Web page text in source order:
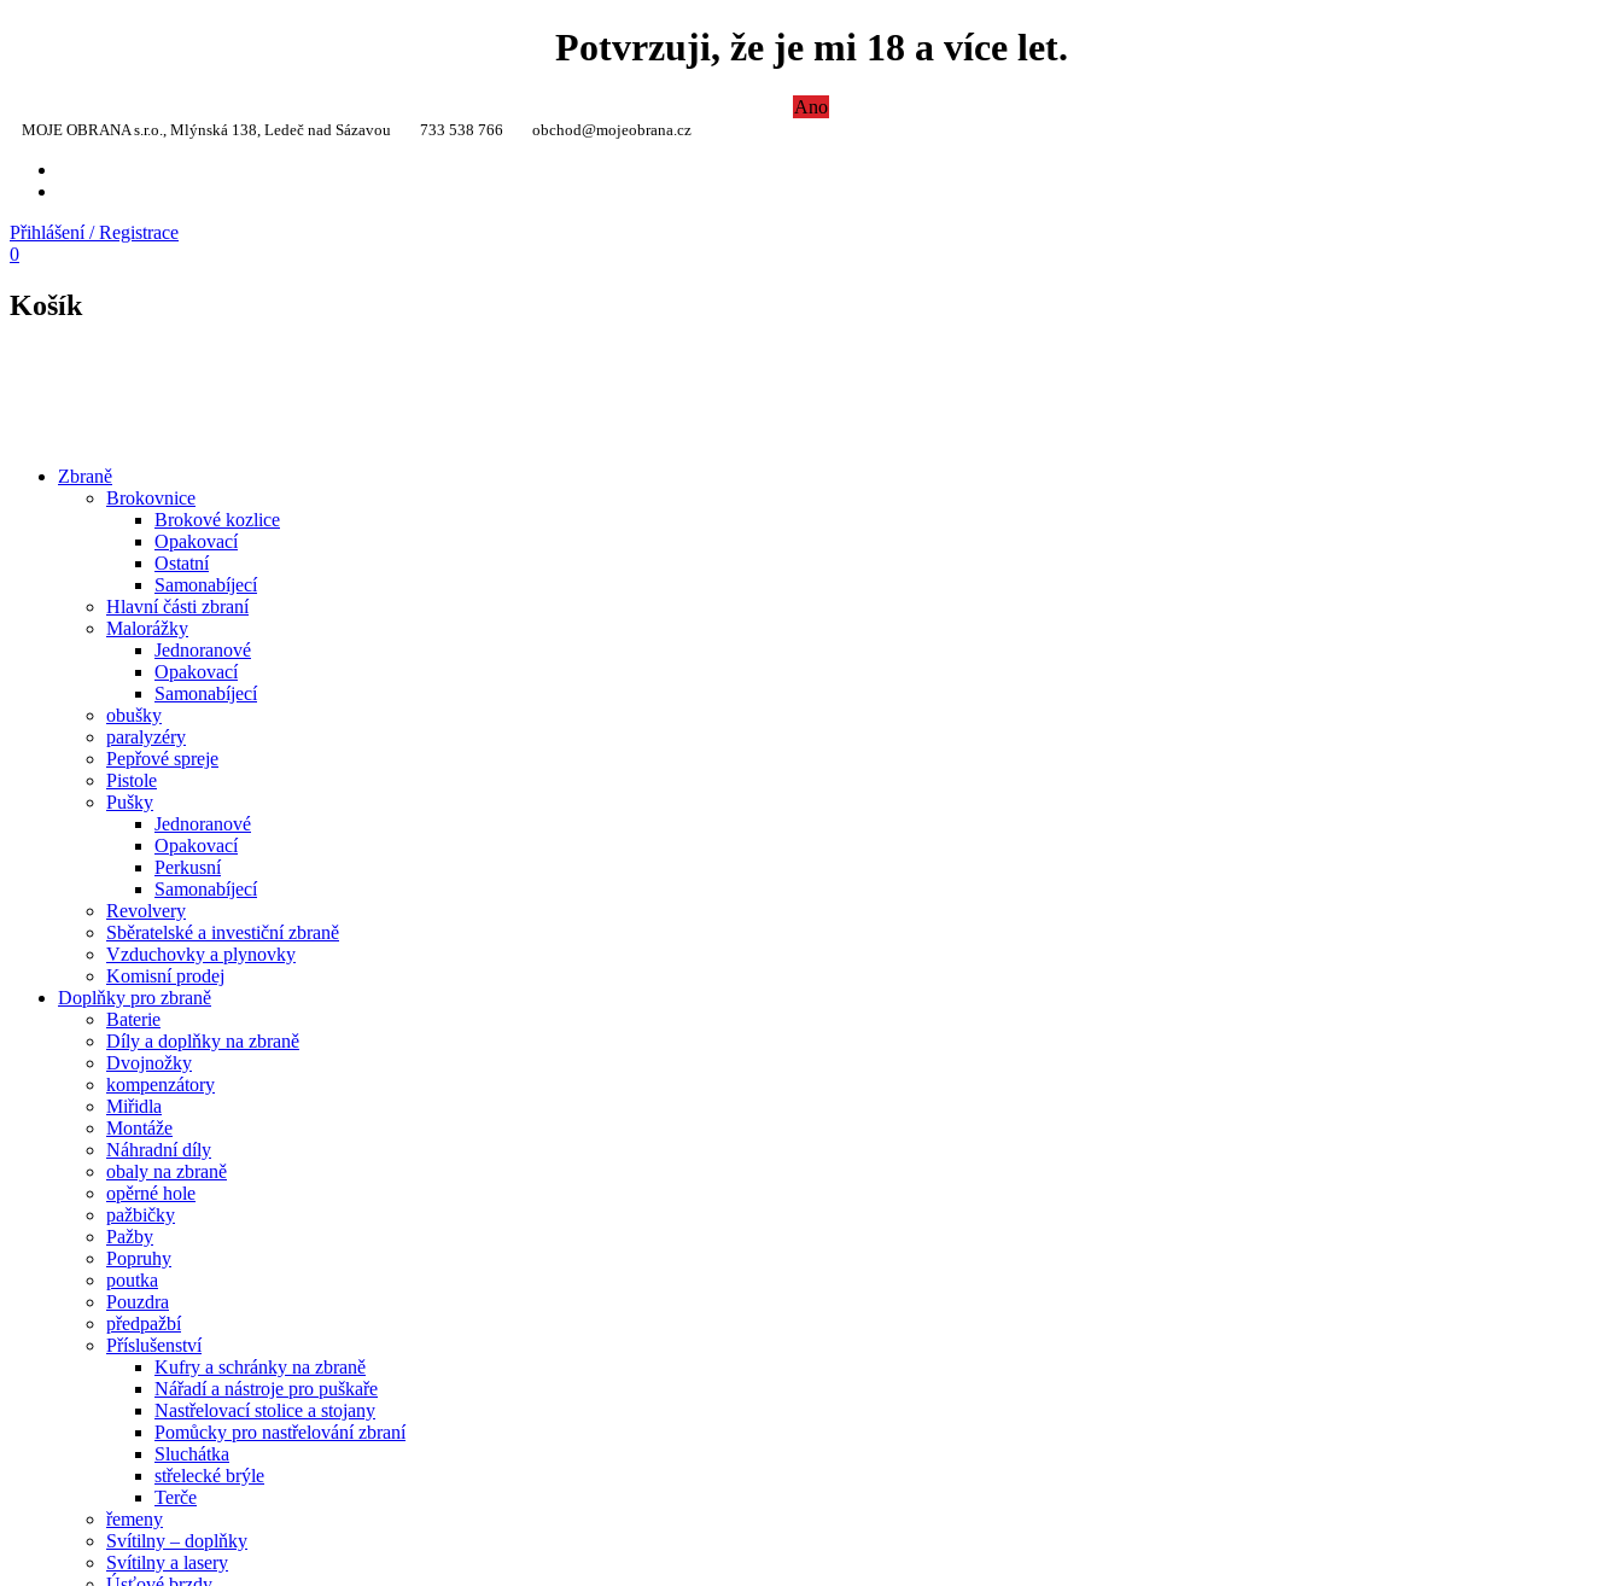
Potvrzuji, že je mi 18 a více let.
Ano
MOJE OBRANA s.r.o., Mlýnská 138, Ledeč nad Sázavou 733 538 766 obchod@mojeobrana.cz
Přihlášení / Registrace
0
Košík
Zbraně
Brokovnice
Brokové kozlice
Opakovací
Ostatní
Samonabíjecí
Hlavní části zbraní
Malorážky
Jednoranové
Opakovací
Samonabíjecí
obušky
paralyzéry
Pepřové spreje
Pistole
Pušky
Jednoranové
Opakovací
Perkusní
Samonabíjecí
Revolvery
Sběratelské a investiční zbraně
Vzduchovky a plynovky
Komisní prodej
Doplňky pro zbraně
Baterie
Díly a doplňky na zbraně
Dvojnožky
kompenzátory
Miřidla
Montáže
Náhradní díly
obaly na zbraně
opěrné hole
pažbičky
Pažby
Popruhy
poutka
Pouzdra
předpažbí
Příslušenství
Kufry a schránky na zbraně
Nářadí a nástroje pro puškaře
Nastřelovací stolice a stojany
Pomůcky pro nastřelování zbraní
Sluchátka
střelecké brýle
Terče
řemeny
Svítilny – doplňky
Svítilny a lasery